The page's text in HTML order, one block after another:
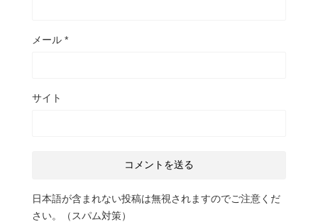
メール *
サイト
日本語が含まれない投稿は無視されますのでご注意くだ
さい。（スパム対策）